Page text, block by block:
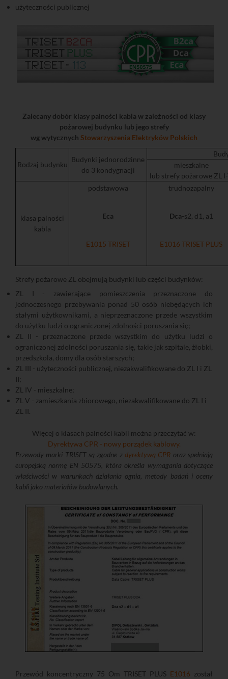
użyteczności publicznej
Zalecany dobór klasy palności kabla w zależności od klasy
pożarowej budynku lub jego strefy
wg wytycznych Stowarzyszenia Elektryków Polskich
Rodzaj budynku
Budynki jednorodzinne
do 3 kondygnacji
mieszkalne
lub strefy pożarowe ZL
klasa palności
kabla
podstawowa
Eca
E1015 TRISET
trudnozapalny
Dca-s2, d1, a1
E1016 TRISET PLUS
Strefy pożarowe ZL obejmują budynki lub części budynków:
ZL I - zawierające pomieszczenia przeznaczone do
jednoczesnego przebywania ponad 50 osób niebędących ich
stałymi użytkownikami, a nieprzeznaczone przede wszystkim
do użytku ludzi o ograniczonej zdolności poruszania się;
ZL II - przeznaczone przede wszystkim do użytku ludzi o
ograniczonej zdolności poruszania się, takie jak szpitale, żłobki,
przedszkola, domy dla osób starszych;
ZL III - użyteczności publicznej, niezakwalifikowane do ZL I i ZL
II;
ZL IV - mieszkalne;
ZL V - zamieszkania zbiorowego, niezakwalifikowane do ZL I i
ZL II.
Więcej o klasach palności kabli można przeczytać w:
Dyrektywa CPR - nowy porządek kablowy.
Przewody marki TRISET są zgodne z dyrektywą CPR oraz spełniają
europejską normę EN 50575, która określa wymagania dotyczące
właściwości w warunkach działania ognia, metody badań i oceny
kabli jako materiałów budowlanych.
Przewód koncentryczny 75 Om TRISET PLUS E1016 został